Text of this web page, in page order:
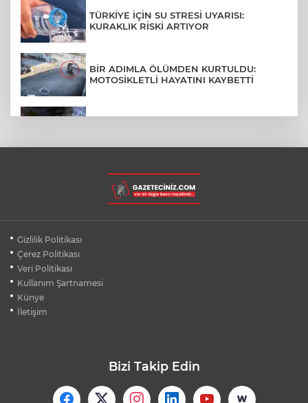
TÜRKİYE İÇİN SU STRESİ UYARISI:
KURAKLIK RİSKİ ARTIYOR
BİR ADIMLA ÖLÜMDEN KURTULDU:
MOTOSİKLETLİ HAYATINI KAYBETTİ
BURSA ŞEHİR HASTANESİ OTOPARKI
AĞUSTOS AYINDA HİZMETE AÇILIYOR
KÜBRA DENİZCİ KESKİN KUPASINI
Gizlilik Politikası
Çerez Politikası
Veri Politikası
Kullanım Şartnamesi
Künye
İletişim
Bizi Takip Edin